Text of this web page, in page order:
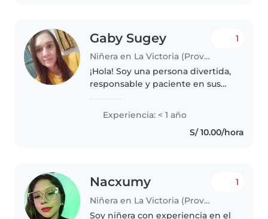
Gaby Sugey
Niñera en La Victoria (Provincia de Chiclayo)
1
¡Hola! Soy una persona divertida,
responsable y paciente en sus
pequeños. Aunque no tengo
experiencia formal, adoro leer
cuentos, cantar canciones y
Experiencia: < 1 año
S/ 10.00/hora
Nacxumy
Niñera en La Victoria (Provincia de Chiclayo)
1
Soy niñera con experiencia en el